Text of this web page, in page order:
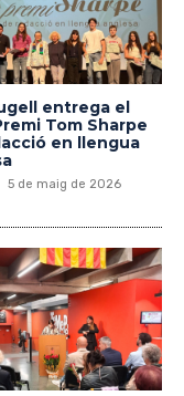
entrega el
Tom Sharpe
en llengua
5 de maig de 2026